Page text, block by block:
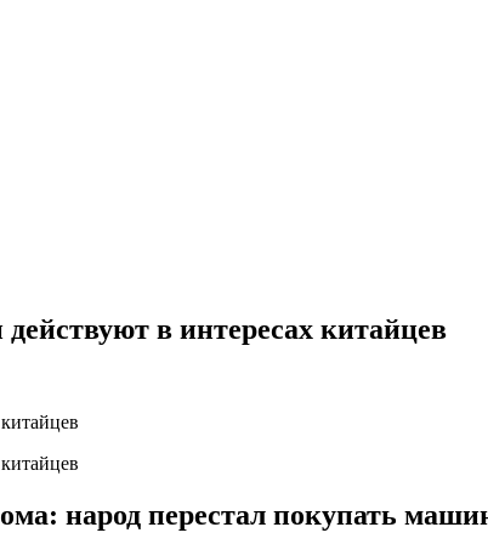
в интересах китайцев
народ перестал покупать